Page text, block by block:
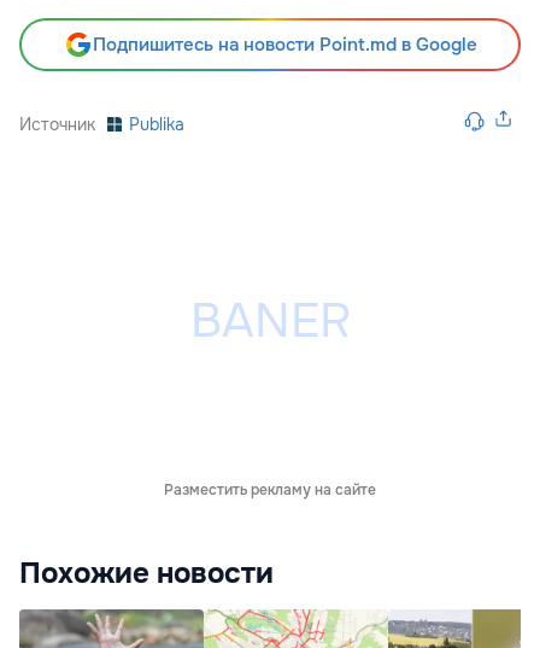
Подпишитесь на новости Point.md в Google
Источник Publika
Разместить рекламу на сайте
Похожие новости